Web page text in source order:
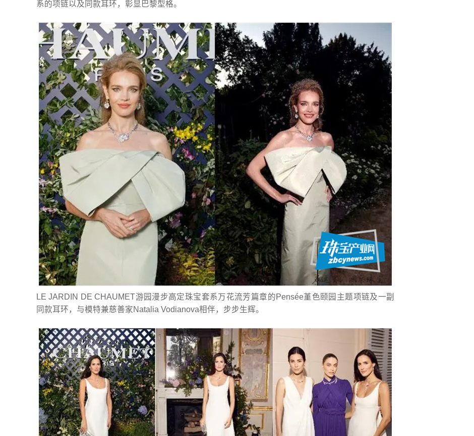
系的项链以及同款耳环，彰显巴黎型格。
LE JARDIN DE CHAUMET游园漫步高定珠宝套系万花流芳篇章的Pensée堇色颐园主题项链及一副
同款耳环，与模特兼慈善家Natalia Vodianova相伴，步步生辉。